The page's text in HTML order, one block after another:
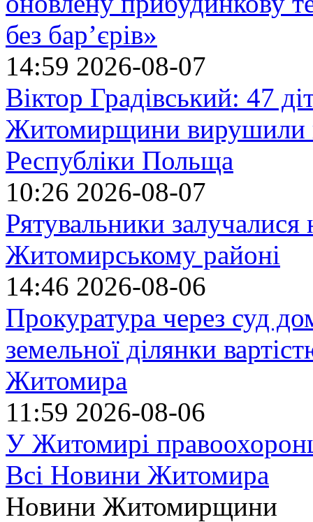
без бар’єрів»
14:59 2026-08-07
Віктор Градівський: 47
Житомирщини вирушили
Республіки Польща
10:26 2026-08-07
Рятувальники
Житомирському районі
14:46 2026-08-06
Прокуратура через суд
земельної ділянки
Житомира
11:59 2026-08-06
У Житомирі
Всі Новини Житомира
Новини Житомирщини